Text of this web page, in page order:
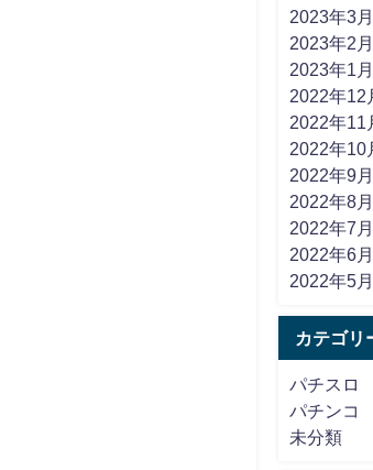
2023年3月
2023年2月
2023年1月
2022年12
2022年11
2022年10
2022年9月
2022年8月
2022年7月
2022年6月
2022年5月
カテゴリ
パチスロ
パチンコ
未分類